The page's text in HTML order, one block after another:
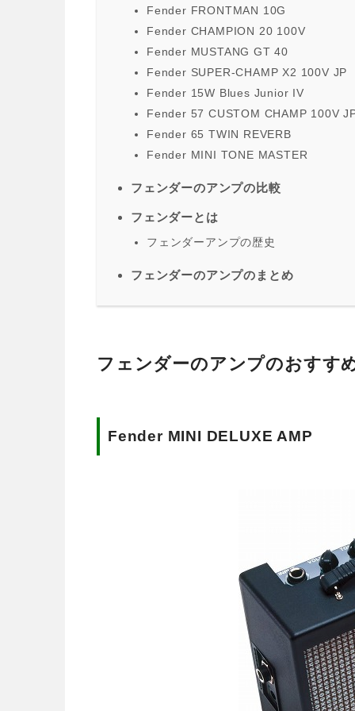
Fender FRONTMAN 10G
Fender CHAMPION 20 100V
Fender MUSTANG GT 40
Fender SUPER-CHAMP X2 100V JP
Fender 15W Blues Junior IV
Fender 57 CUSTOM CHAMP 100V
Fender 65 TWIN REVERB
Fender MINI TONE MASTER
フェンダーのアンプの比較
フェンダーとは
フェンダーアンプの歴史
フェンダーのアンプのまとめ
フェンダーのアンプのおすす
Fender MINI DELUXE AMP